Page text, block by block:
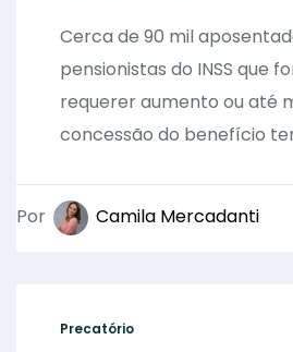
Cerca de 90 mil
pensionistas do INSS que
requerer aumento ou até
concessão do benefício
Por Camila Mercadanti
Precatório